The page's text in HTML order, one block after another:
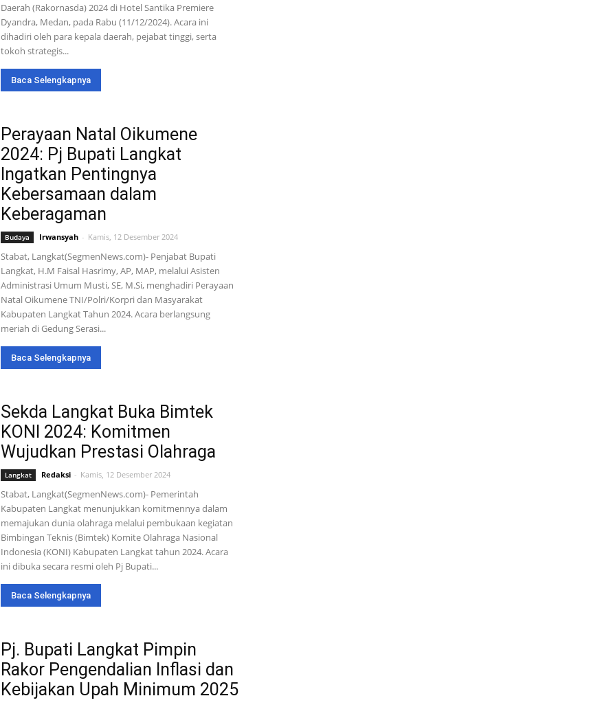
Daerah (Rakornasda) 2024 di Hotel Santika Premiere
Dyandra, Medan, pada Rabu (11/12/2024). Acara ini
dihadiri oleh para kepala daerah, pejabat tinggi, serta
tokoh strategis...
Baca Selengkapnya
Perayaan Natal Oikumene
2024: Pj Bupati Langkat
Ingatkan Pentingnya
Kebersamaan dalam
Keberagaman
Budaya Irwansyah - Kamis, 12 Desember 2024
Stabat, Langkat(SegmenNews.com)- Penjabat Bupati
Langkat, H.M Faisal Hasrimy, AP, MAP, melalui Asisten
Administrasi Umum Musti, SE, M.Si, menghadiri Perayaan
Natal Oikumene TNI/Polri/Korpri dan Masyarakat
Kabupaten Langkat Tahun 2024. Acara berlangsung
meriah di Gedung Serasi...
Baca Selengkapnya
Sekda Langkat Buka Bimtek
KONI 2024: Komitmen
Wujudkan Prestasi Olahraga
Langkat Redaksi - Kamis, 12 Desember 2024
Stabat, Langkat(SegmenNews.com)- Pemerintah
Kabupaten Langkat menunjukkan komitmennya dalam
memajukan dunia olahraga melalui pembukaan kegiatan
Bimbingan Teknis (Bimtek) Komite Olahraga Nasional
Indonesia (KONI) Kabupaten Langkat tahun 2024. Acara
ini dibuka secara resmi oleh Pj Bupati...
Baca Selengkapnya
Pj. Bupati Langkat Pimpin
Rakor Pengendalian Inflasi dan
Kebijakan Upah Minimum 2025